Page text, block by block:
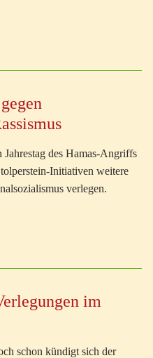
des Hamas-Angriffs
Initiativen weitere
verlegen.
im
schon kündigt sich der